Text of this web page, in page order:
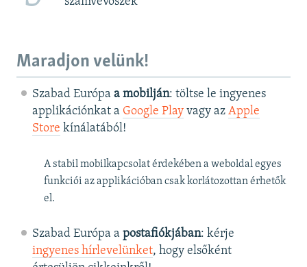
Maradjon velünk!
Szabad Európa a mobilján: töltse le ingyenes
applikációnkat a Google Playvagy az Apple
Store kínálatából!
A stabil mobilkapcsolat érdekében a weboldal egyes
funkciói az applikációban csak korlátozottan érhetők
el.
Szabad Európa a postafiókjában: kérje
ingyenes hírlevelünket, hogy elsőként